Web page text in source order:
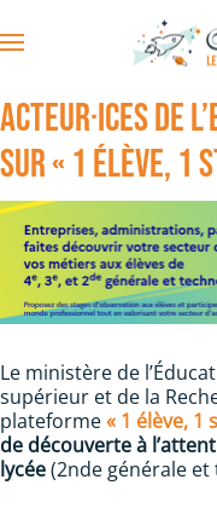
Accéder au
Acteur·ices de
sur « 1 élève, 1
Le ministère de
supérieur et de la
plateforme« 1 élève, 1
de découverte à
lycée(2nde générale